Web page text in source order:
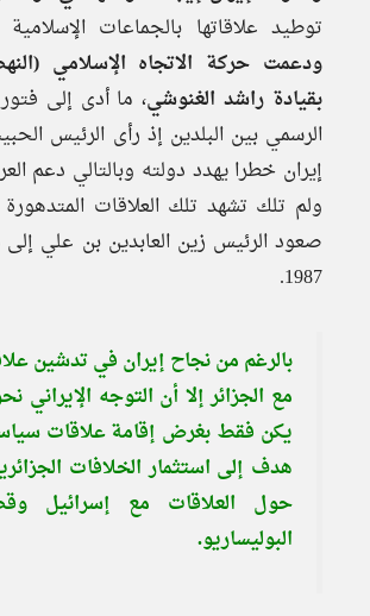
توطيد علاقاتها بالجماعات
ودعمت حركة الاتجاه الإسلامي
بقيادة راشد الغنوشي، ما أدى إلى
الرسمي بين البلدين إذ رأى الرئيس
إيران خطرا يهدد دولته وبالتالي دعم
ولم تلك تشهد تلك العلاقات
صعود الرئيس زين العابدين بن علي
1987.
بالرغم من نجاح إيران في تدشين
مع الجزائر إلا أن التوجه الإيراني
يكن فقط بغرض إقامة علاقات
هدف إلى استثمار الخلافات
حول العلاقات مع إسرائيل
البوليساريو.